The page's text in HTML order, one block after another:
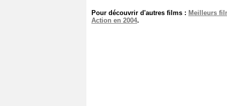
Pour découvrir d'autres films : Meilleurs
Action en 2004.